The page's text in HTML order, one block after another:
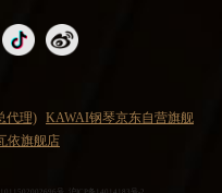
代理) KAWAI钢琴京东自营旗舰
依旗舰店